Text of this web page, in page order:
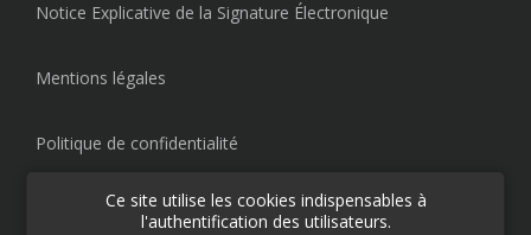
Notice Explicative de la Signature Électronique
Mentions légales
Politique de confidentialité
Ce site utilise les cookies indispensables à
l'authentification des utilisateurs.